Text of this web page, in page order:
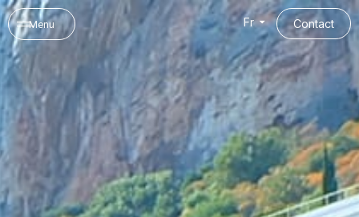
Menu Fr Contact
Panneau de gestion des cookies